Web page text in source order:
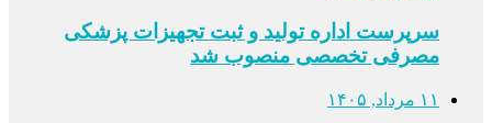
سرپرست اداره تولید و ثبت تجهیزات پزشکی
مصرفی تخصصی منصوب شد
۱۱ مرداد, ۱۴۰۵